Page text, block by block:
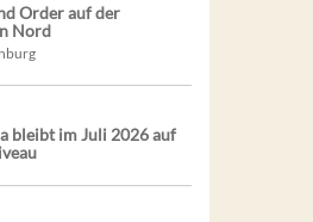
Order auf der
Nord
bleibt im Juli 2026 auf